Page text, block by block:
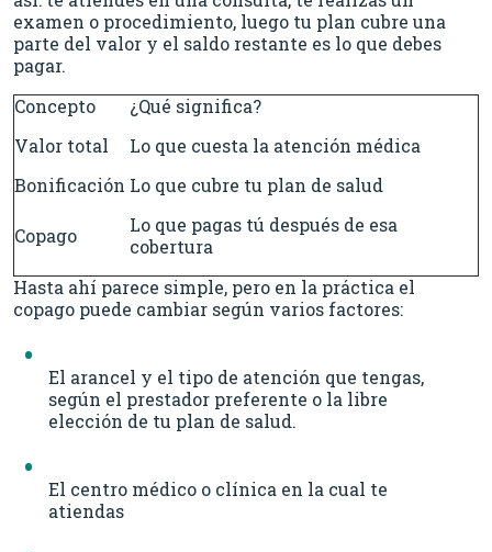
examen o procedimiento, luego tu plan cubre una
parte del valor y el saldo restante es lo que debes
pagar.
Concepto
¿Qué significa?
Valor total
Lo que cuesta la atención médica
Bonificación Lo que cubre tu plan de salud
Copago
Lo que pagas tú después de esa
cobertura
Hasta ahí parece simple, pero en la práctica el
copago puede cambiar según varios factores:
El arancel y el tipo de atención que tengas,
según el prestador preferente o la libre
elección de tu plan de salud.
El centro médico o clínica en la cual te
atiendas